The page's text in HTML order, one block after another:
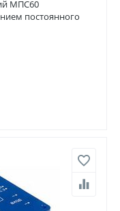
МПС60
постоянного